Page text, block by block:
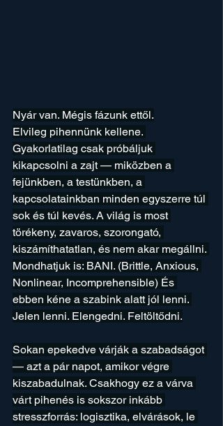
Nyár van. Mégis fázunk ettől.
Elvileg pihennünk kellene.
Gyakorlatilag csak próbáljuk
kikapcsolni a zajt — miközben a
fejünkben, a testünkben, a
kapcsolatainkban minden egyszerre túl
sok és túl kevés. A világ is most
törékeny, zavaros, szorongató,
kiszámíthatatlan, és nem akar megállni.
Mondhatjuk is: BANI. (Brittle, Anxious,
Nonlinear, Incomprehensible) És
ebben kéne a szabink alatt jól lenni.
Jelen lenni. Elengedni. Feltöltődni.
Sokan epekedve várják a szabadságot
— azt a pár napot, amikor végre
kiszabadulnak. Csakhogy ez a várva
várt pihenés is sokszor inkább
stresszforrás: logisztika, elvárások, le